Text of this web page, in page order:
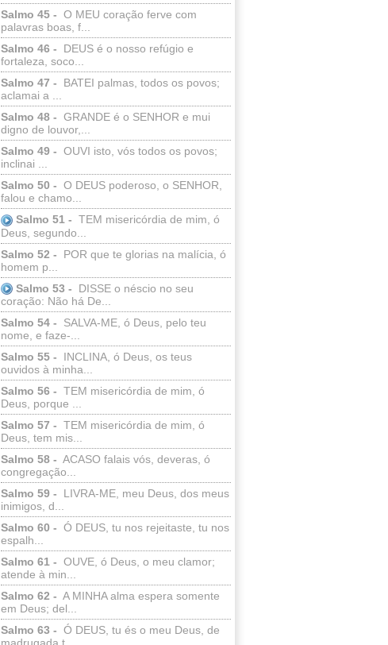
Salmo 45 - O MEU coração ferve com
palavras boas, f...
Salmo 46 -
DEUS é o nosso refúgio e
fortaleza, soco...
Salmo 47 -
BATEI palmas, todos os povos;
aclamai a ...
Salmo 48 - GRANDE é o SENHOR e mui
digno de louvor,...
Salmo 49 - OUVI isto, vós todos os povos;
inclinai ...
Salmo 50 - O DEUS poderoso, o SENHOR,
falou e chamo...
Salmo 51 - TEM misericórdia de mim, ó
Deus, segundo...
Salmo 52 -
POR que te glorias na malícia, ó
homem p...
Salmo 53 -
DISSE o néscio no seu
coração: Não há De...
Salmo 54 -
SALVA-ME, ó Deus, pelo teu
nome, e faze-...
Salmo 55 -
INCLINA, ó Deus, os teus
ouvidos à minha...
Salmo 56 - TEM misericórdia de mim, ó
Deus, porque ...
Salmo 57 - TEM misericórdia de mim, ó
Deus, tem mis...
Salmo 58 - ACASO falais vós, deveras, ó
congregação...
Salmo 59 -
LIVRA-ME, meu Deus, dos meus
inimigos, d...
Salmo 60 - Ó DEUS, tu nos rejeitaste, tu nos
espalh...
Salmo 61 - OUVE, ó Deus, o meu clamor;
atende à min...
Salmo 62 - A MINHA alma espera somente
em Deus; del...
Salmo 63 - Ó DEUS, tu és o meu Deus, de